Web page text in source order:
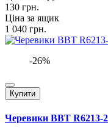
130 грн.
Ціна за ящик
1 040 грн.
-26%
Купити
Черевики BBT R6213-2